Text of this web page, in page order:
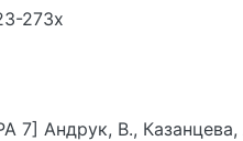
273х
7] Андрук, В.,